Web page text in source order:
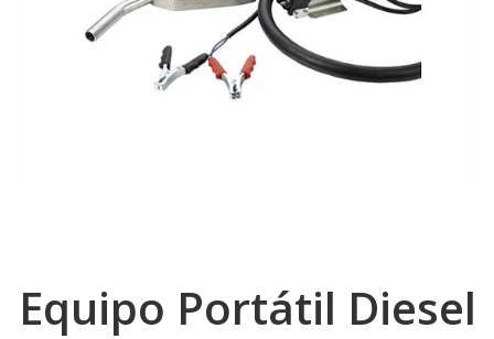
Equipo Portátil Diesel